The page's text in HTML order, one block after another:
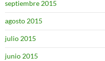
septiembre 2015
agosto 2015
julio 2015
junio 2015